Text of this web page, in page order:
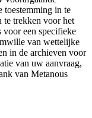
toestemming in te
te trekken voor het
een specifieke
van wettelijke
in de archieven voor
van uw aanvraag,
van Metanous